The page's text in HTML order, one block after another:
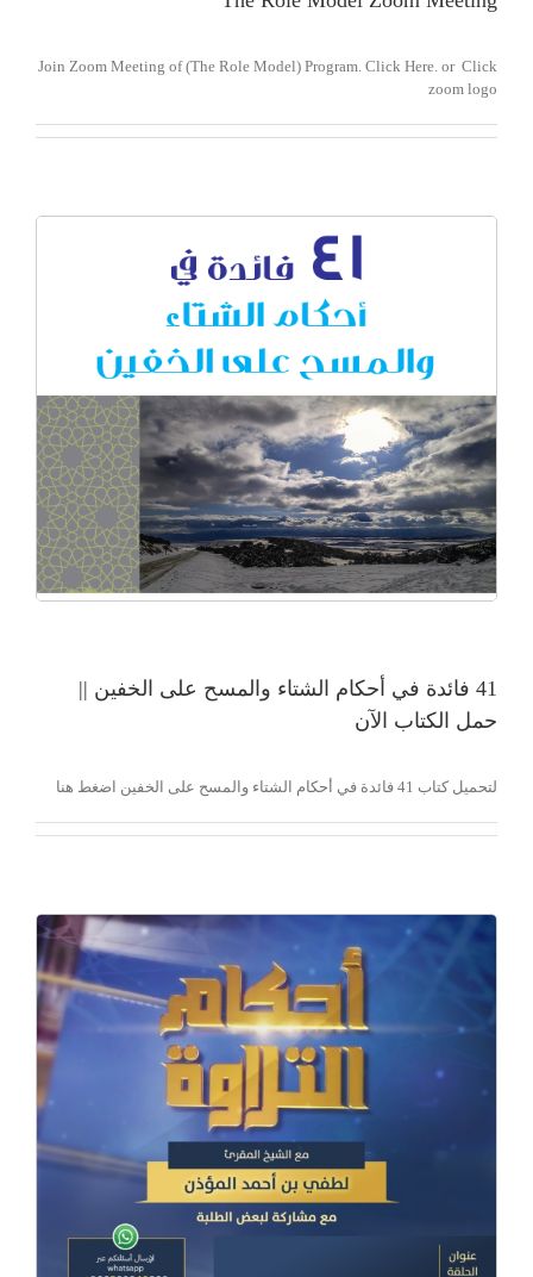
Join Zoom Meeting of (The Role Model) Program. Click Here. or Click
zoom logo
41 فائدة في أحكام الشتاء والمسح على الخفين ||
حمل الكتاب الآن
لتحميل كتاب 41 فائدة في أحكام الشتاء والمسح على الخفين اضغط هنا